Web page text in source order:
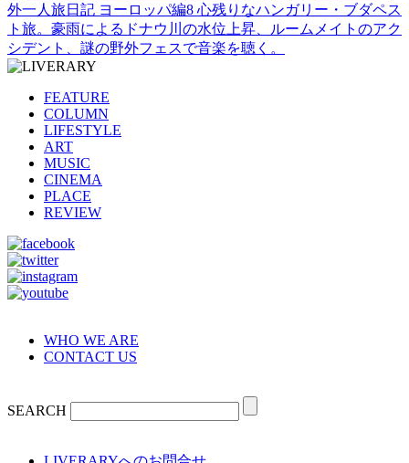
外一人旅日記 ヨーロッパ編8 心残りなハンガリー・ブダペス
ト旅。豪雨によるドナウ川の水位上昇、ルームメイトのアク
シデント、謎の野外フェスで音楽を聴く。
FEATURE
COLUMN
LIFESTYLE
ART
MUSIC
CINEMA
PLACE
REVIEW
WHO WE ARE
CONTACT US
SEARCH